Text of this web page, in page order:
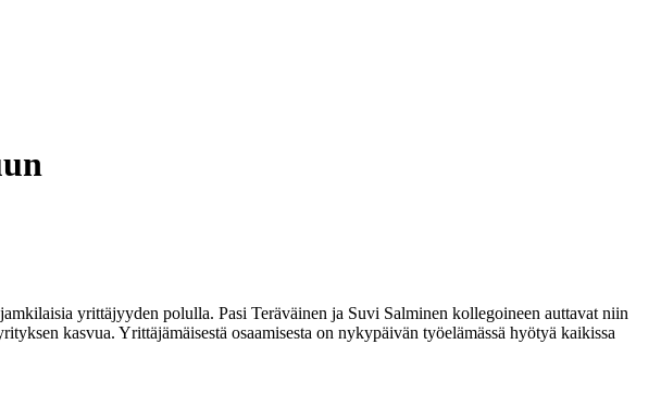
yrittäjyyden polulla. Pasi Teräväinen ja Suvi Salminen kollegoineen auttavat niin
kasvua. Yrittäjämäisestä osaamisesta on nykypäivän työelämässä hyötyä kaikissa